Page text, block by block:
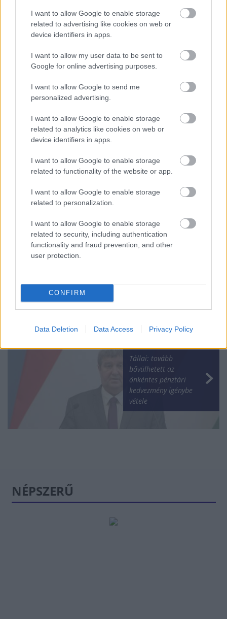
I want to allow Google to enable storage
related to advertising like cookies on web or
device identifiers in apps.
I want to allow my user data to be sent to
Google for online advertising purposes.
I want to allow Google to send me
personalized advertising.
I want to allow Google to enable storage
related to analytics like cookies on web or
device identifiers in apps.
I want to allow Google to enable storage
related to functionality of the website or app.
I want to allow Google to enable storage
related to personalization.
I want to allow Google to enable storage
related to security, including authentication
functionality and fraud prevention, and other
user protection.
CONFIRM
Data Deletion Data Access Privacy Policy
csavar a sztoriban
HÍREK 2026. júl. 19.
Az MNB és a hazai
rendszer sikerei a
globális porondon
Tállai: tovább
bővülhetett az
önkéntes pénztári
kedvezmény igénybe
vétele
NÉPSZERŰ